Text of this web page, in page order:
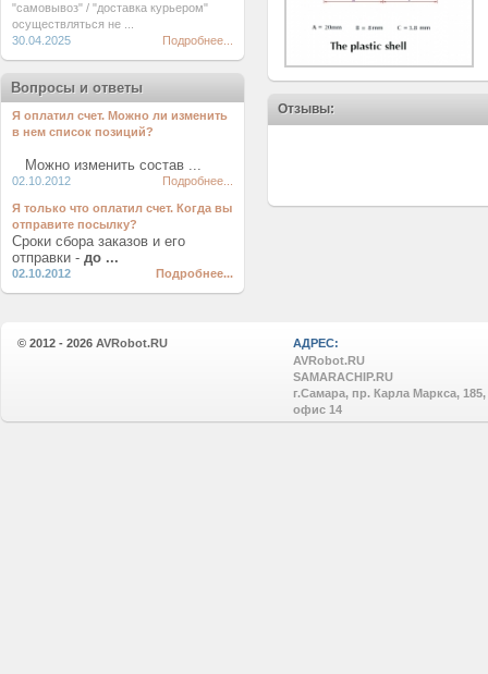
Отзывы:
"самовывоз" / "доставка курьером"
осуществляться не ...
30.04.2025
Подробнее...
Вопросы и ответы
Я оплатил счет. Можно ли изменить
в нем список позиций?
Можно изменить состав ...
02.10.2012 Подробнее...
Я только что оплатил счет. Когда вы
отправите посылку?
Сроки сбора заказов и его
отправки - до ...
02.10.2012 Подробнее...
© 2012 - 2026 AVRobot.RU
АДРЕС:
AVRobot.RU
SAMARACHIP.RU
г.Самара, пр. Карла Маркса, 185,
офис 14